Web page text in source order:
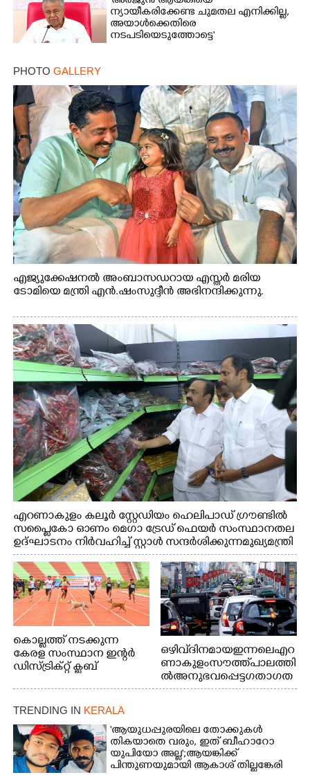
ന്യായീകരിക്കേണ്ട ചുമതല എനിക്കില്ല,
അയാൾക്കെതിരെ
നടപടിയെടുത്തോട്ടെ'
PHOTO GALLERY
എജ്യുക്കേഷനൽ അംബാസഡറായ എസ്തർ മരിയ
ടോമിയെ മന്ത്രി എൻ.ഷംസുദ്ദീൻ അഭിനന്ദിക്കുന്നു.
എറണാകുളം കലൂർ സ്റ്റേഡിയം ഹെലിപാഡ് ഗ്രൗണ്ടിൽ
സപ്ളൈകോ ഓണം മെഗാ ട്രേഡ് ഫെയർ സംസ്ഥാനതല
ഉദ്ഘാടനം നിർവഹിച്ച് സ്റ്റാൾ സന്ദർശിക്കുന്ന മുഖ്യമന്ത്രി
വി.ഡി. സതീശൻ. മന്ത്രി അനൂപ് ജേക്കബ് സമീപം
കൊല്ലത്ത് നടക്കുന്ന
കേരള സംസ്ഥാന ഇന്റർ
ഡിസ്ട്രിക്റ്റ് ക്ലബ്
20 ആൺകുട്ടികളുടെ 200
മത്സരത്തിനിടെ സിന്തറ്റിക്
ട്രാക്കിന് കുറുകെ ഓടുന്ന
നായകൾ.
ഒഴിവ് ദിനമായ ഇന്നലെ എറ
ണാകുളം സൗത്ത് പാലത്തി
ൽ അനുഭവപ്പെട്ട ഗതാഗത
ക്കുരുക്ക്
TRENDING IN KERALA
'ആയുധപ്പുരയിലെ തോക്കുകൾ
തികയാതെ വരും, ഇത് ബീഹാറോ
യുപിയോ അല്ല';ആയങ്കിക്ക്
പിന്തുണയുമായി ആകാശ് തില്ലങ്കേരി